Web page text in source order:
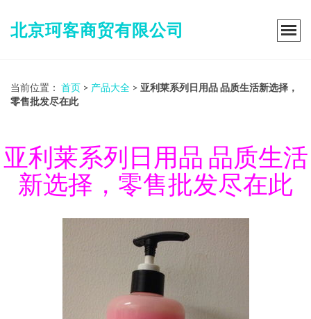
北京珂客商贸有限公司
当前位置： 首页 > 产品大全 > 亚利莱系列日用品 品质生活新选择，
零售批发尽在此
亚利莱系列日用品 品质生活
新选择，零售批发尽在此